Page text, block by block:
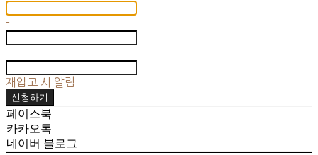
-
-
재입고 시 알림
신청하기
페이스북
카카오톡
네이버 블로그